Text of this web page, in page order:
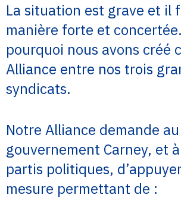
La situation est grave et il
manière forte et concertée.
pourquoi nous avons créé
Alliance entre nos trois
syndicats.
Notre Alliance demande au
gouvernement Carney, et
partis politiques,
mesure permettant de :